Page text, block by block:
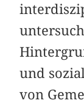
und
von